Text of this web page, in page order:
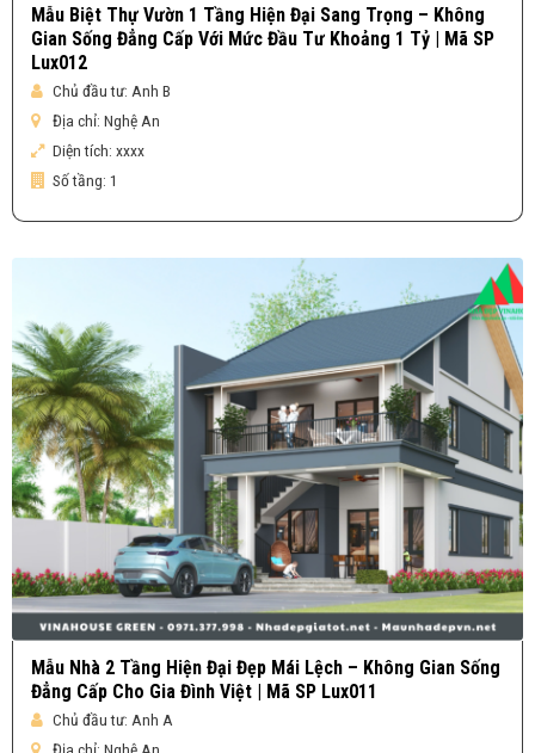
Mẫu Biệt Thự Vườn 1 Tầng Hiện Đại Sang Trọng – Không
Gian Sống Đẳng Cấp Với Mức Đầu Tư Khoảng 1 Tỷ | Mã SP
Lux012
Chủ đầu tư: Anh B
Địa chỉ: Nghệ An
Diện tích: xxxx
Số tầng: 1
Mẫu Nhà 2 Tầng Hiện Đại Đẹp Mái Lệch – Không Gian Sống
Đẳng Cấp Cho Gia Đình Việt | Mã SP Lux011
Chủ đầu tư: Anh A